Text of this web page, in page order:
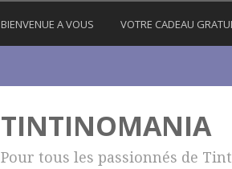
BIENVENUE A VOUS VOTRE CADEAU
TINTINOMANIA
Pour tous les passionnés de